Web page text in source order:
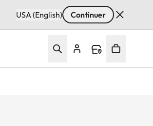
USA (English) Continuer